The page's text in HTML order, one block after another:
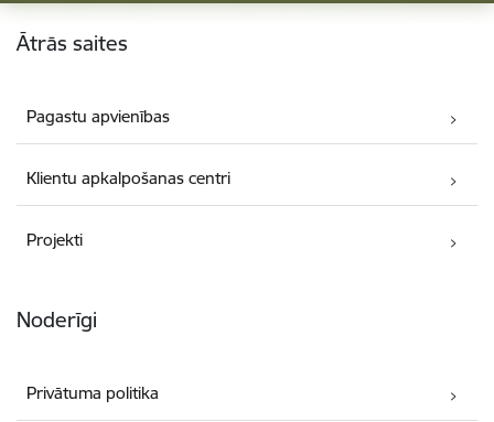
Kājene
Ātrās saites
Pagastu apvienības
Klientu apkalpošanas centri
Projekti
Noderīgi
Privātuma politika